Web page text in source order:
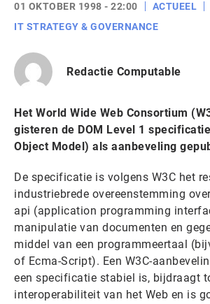
01 OKTOBER 1998 - 22:00
ACTUEEL
IT STRATEGY & GOVERNANCE
Redactie Computable
Het World Wide Web Consortium
gisteren de DOM Level 1
Object Model) als aanbeveling
De specificatie is volgens W3C het
industriebrede overeenstemming
api (application programming
manipulatie van documenten en
middel van een programmeertaal
of Ecma-Script). Een W3C-
een specificatie stabiel is, bijdraagt
interoperabiliteit van het Web en is